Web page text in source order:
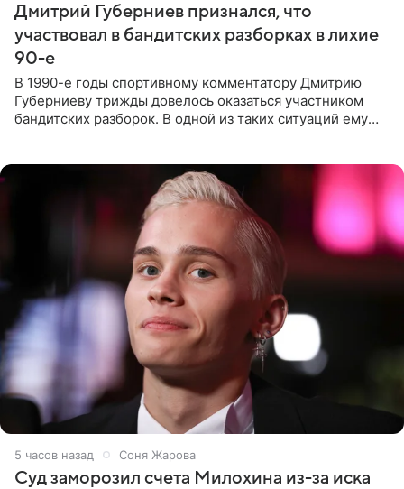
Дмитрий Губерниев признался, что
участвовал в бандитских разборках в лихие
90-е
В 1990-е годы спортивному комментатору Дмитрию
Губерниеву трижды довелось оказаться участником
бандитских разборок. В одной из таких ситуаций ему
5 часов назад Соня Жарова
Суд заморозил счета Милохина из-за иска